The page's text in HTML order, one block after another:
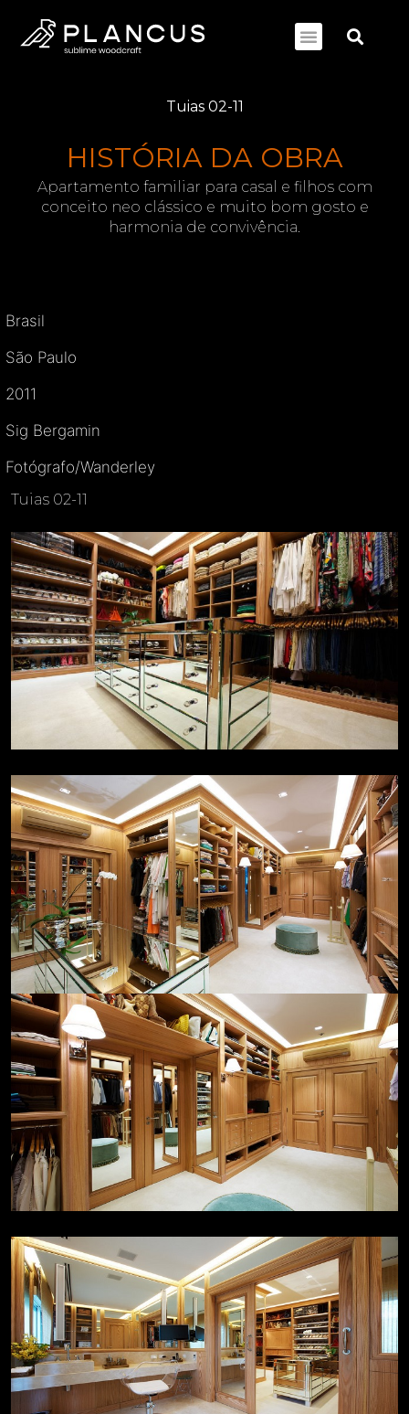
Tuias 02-11
HISTÓRIA DA OBRA
Apartamento familiar para casal e filhos com
conceito neo clássico e muito bom gosto e
harmonia de convivência.
Brasil
São Paulo
2011
Sig Bergamin
Fotógrafo/Wanderley
Tuias 02-11